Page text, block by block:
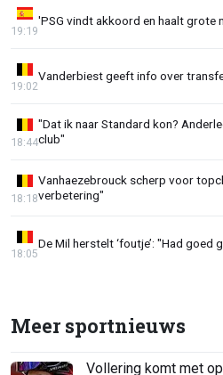
'PSG vindt akkoord en haalt grote
19:19
Vanderbiest geeft info over
19:02
"Dat ik naar Standard kon?
club"
18:44
Vanhaezebrouck scherp voor
verbetering"
18:18
De Mil herstelt ‘foutje’: "Had goed
18:05
Meer sportnieuws
Vollering komt met